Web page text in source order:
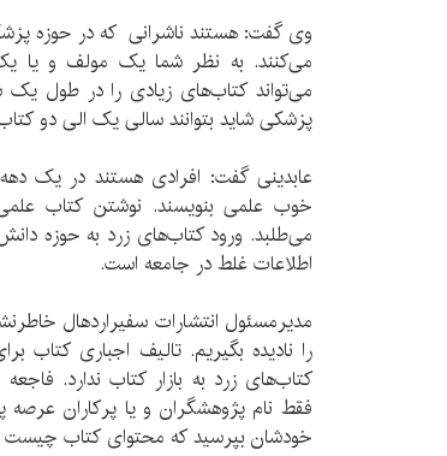
وی گفت: هستند ناشرانی که در حوزه
می‌کنند. به نظر شما یک مولف و یا
می‌تواند کتاب‌های زیادی را در طول یک
پزشکی شاید بتوانند سالی یک الی دو
عابدینی گفت: افرادی هستند در یک
خوب علمی بنویسند. نوشتن کتاب
می‌طلبد. ورود کتاب‌های زرد به حوزه
اطلاعات غلط در جامعه است.
مدیرمسئول انتشارات سفیراردهال
را نادیده بگیریم. تالیف اجباری کتاب
کتاب‌های زرد به بازار کتاب ندارد.
فقط نام پژوهشگران و یا پرکاران
خودشان بپرسید که محتوای کتاب چیست